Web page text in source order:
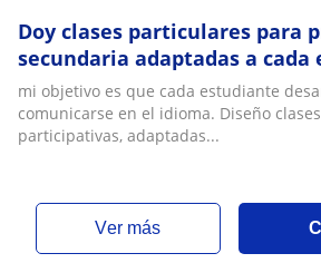
Doy clases particulares para
secundaria adaptadas a
mi objetivo es que cada estudiante
comunicarse en el idioma. Diseño
participativas, adaptadas...
ver más